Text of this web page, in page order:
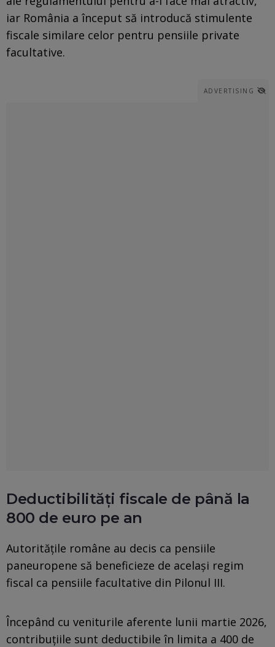
iar România a început să introducă stimulente
fiscale similare celor pentru pensiile private
facultative.
ADVERTISING
Deductibilități fiscale de până la
800 de euro pe an
Autoritățile române au decis ca pensiile
paneuropene să beneficieze de același regim
fiscal ca pensiile facultative din Pilonul III.
Începând cu veniturile aferente lunii martie 2026,
contribuțiile sunt deductibile în limita a 400 de